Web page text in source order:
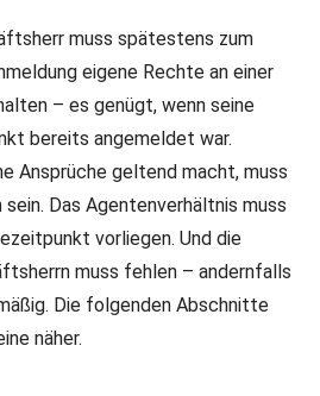
muss spätestens zum
eigene Rechte an einer
– es genügt, wenn seine
bereits angemeldet war.
Ansprüche geltend macht, muss
Das Agentenverhältnis muss
vorliegen. Und die
muss fehlen – andernfalls
Die folgenden Abschnitte
näher.